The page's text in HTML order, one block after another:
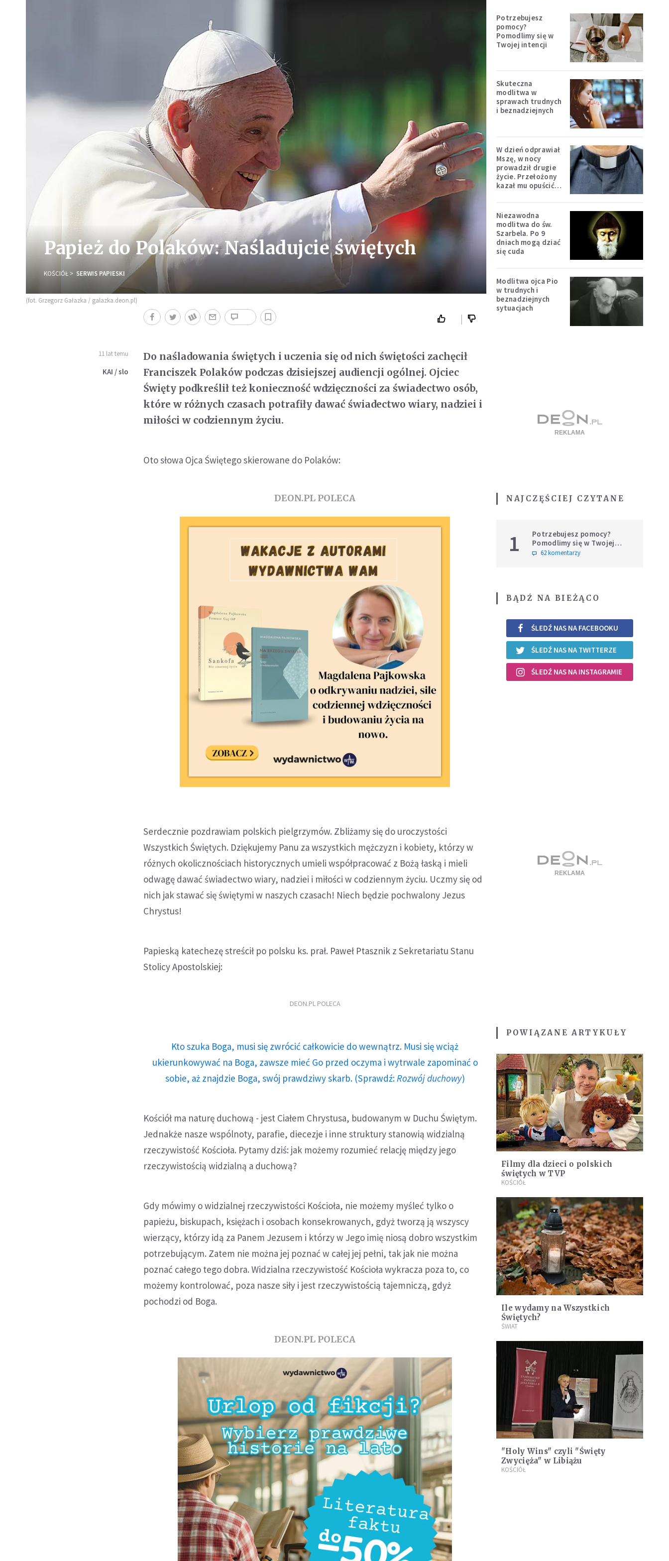
Papież do Polaków: Naśladujcie świętych
KOŚCIÓŁ SERWIS PAPIESKI
(fot. Grzegorz Gałazka / galazka.deon.pl)
11 lat temu
KAI / slo
Do naśladowania świętych i uczenia się od nich świętości zachęcił
Franciszek Polaków podczas dzisiejszej audiencji ogólnej. Ojciec
Święty podkreślił też konieczność wdzięczności za świadectwo osób,
które w różnych czasach potrafiły dawać świadectwo wiary, nadziei i
miłości w codziennym życiu.
Oto słowa Ojca Świętego skierowane do Polaków:
DEON.PL POLECA
Serdecznie pozdrawiam polskich pielgrzymów. Zbliżamy się do uroczystości
Wszystkich Świętych. Dziękujemy Panu za wszystkich mężczyzn i kobiety, którzy w
różnych okolicznościach historycznych umieli współpracować z Bożą łaską i mieli
odwagę dawać świadectwo wiary, nadziei i miłości w codziennym życiu. Uczmy się od
nich jak stawać się świętymi w naszych czasach! Niech będzie pochwalony Jezus
Chrystus!
Papieską katechezę streścił po polsku ks. prał. Paweł Ptasznik z Sekretariatu Stanu
Stolicy Apostolskiej:
DEON.PL POLECA
Kto szuka Boga, musi się zwrócić całkowicie do wewnątrz. Musi się wciąż
ukierunkowywać na Boga, zawsze mieć Go przed oczyma i wytrwale zapominać o
sobie, aż znajdzie Boga, swój prawdziwy skarb. (Sprawdź: Rozwój duchowy)
Kościół ma naturę duchową - jest Ciałem Chrystusa, budowanym w Duchu Świętym.
Jednakże nasze wspólnoty, parafie, diecezje i inne struktury stanowią widzialną
rzeczywistość Kościoła. Pytamy dziś: jak możemy rozumieć relację między jego
rzeczywistością widzialną a duchową?
Gdy mówimy o widzialnej rzeczywistości Kościoła, nie możemy myśleć tylko o
papieżu, biskupach, księżach i osobach konsekrowanych, gdyż tworzą ją wszyscy
wierzący, którzy idą za Panem Jezusem i którzy w Jego imię niosą dobro wszystkim
potrzebującym. Zatem nie można jej poznać w całej jej pełni, tak jak nie można
poznać całego tego dobra. Widzialna rzeczywistość Kościoła wykracza poza to, co
możemy kontrolować, poza nasze siły i jest rzeczywistością tajemniczą, gdyż
pochodzi od Boga.
DEON.PL POLECA
Potrzebujesz
pomocy?
Pomodlimy się w
Twojej intencji
Skuteczna
modlitwa w
sprawach trudnych
i beznadziejnych
W dzień odprawiał
Mszę, w nocy
prowadził drugie
życie. Przełożony
kazał mu opuścić
Niezawodna
modlitwa do św.
Szarbela. Po 9
dniach mogą dziać
się cuda
Modlitwa ojca Pio
w trudnych i
beznadziejnych
sytuacjach
NAJCZĘŚCIEJ CZYTANE
1
Potrzebujesz pomocy?
Pomodlimy się w Twojej
intencji
62 komentarzy
BĄDŹ NA BIEŻĄCO
ŚLEDŹ NAS NA FACEBOOKU
ŚLEDŹ NAS NA TWITTERZE
ŚLEDŹ NAS NA INSTAGRAMIE
POWIĄZANE ARTYKUŁY
Filmy dla dzieci o polskich
świętych w TVP
KOŚCIÓŁ
Ile wydamy na Wszystkich
Świętych?
ŚWIAT
"Holy Wins" czyli "Święty
Zwycięża" w Libiążu
KOŚCIÓŁ